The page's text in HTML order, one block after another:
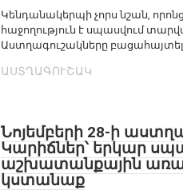
Կենդանակերպի չորս նշան,
հաջողություն է սպասվում տարվա
Աստղագուշակները
ԱՍՏՂԱԳՈՒՇԱԿ
Նոյեմբերի 28-ի
Կարիճներ՝ երկար
աշխատանքային
կստանաք